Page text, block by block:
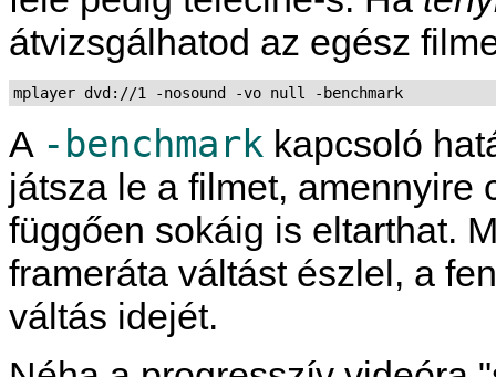
átvizsgálhatod az egész
mplayer dvd://1 -nosound -vo null -benchmark
A -benchmark kapcsoló
játsza le a filmet, amennyire
függően sokáig is eltarthat.
frameráta váltást észlel, a
váltás idejét.